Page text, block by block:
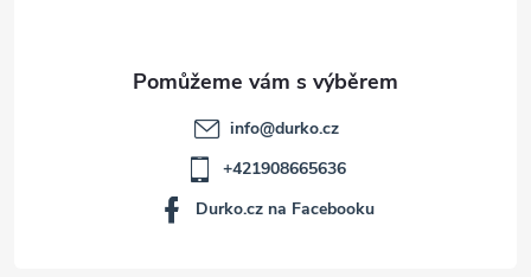
info@durko.cz
+421908665636
Durko.cz na Facebooku